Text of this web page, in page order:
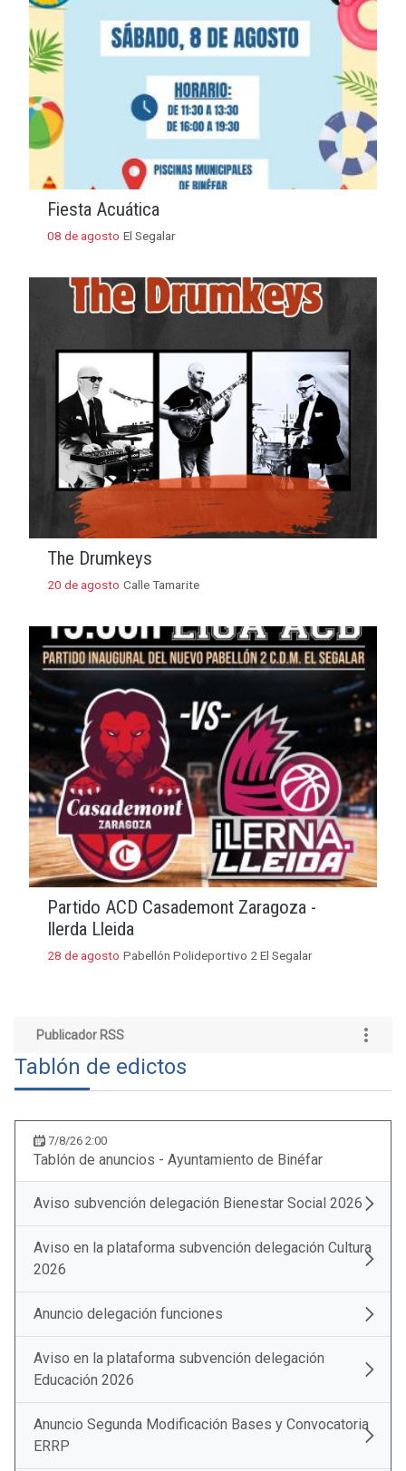
Fiesta Acuática
08 de agosto El Segalar
The Drumkeys
20 de agosto Calle Tamarite
Partido ACD Casademont Zaragoza -
Ilerda Lleida
28 de agosto Pabellón Polideportivo 2 El Segalar
Publicador RSS
Tablón de edictos
7/8/26 2:00
Tablón de anuncios - Ayuntamiento de Binéfar
Aviso subvención delegación Bienestar Social 2026
Aviso en la plataforma subvención delegación Cultura
2026
Anuncio delegación funciones
Aviso en la plataforma subvención delegación
Educación 2026
Anuncio Segunda Modificación Bases y Convocatoria
ERRP